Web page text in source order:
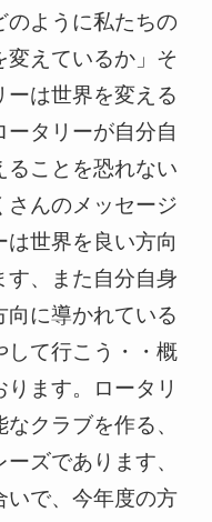
のように私たちの
変えているか」そ
ーは世界を変える
タリーが自分自
ることを恐れない
さんのメッセージ
世界を良い方向
す、また自分自身
向に導かれている
して行こう・・概
ます。ロータリ
クラブを作る、
ズであります、
いで、今年度の方